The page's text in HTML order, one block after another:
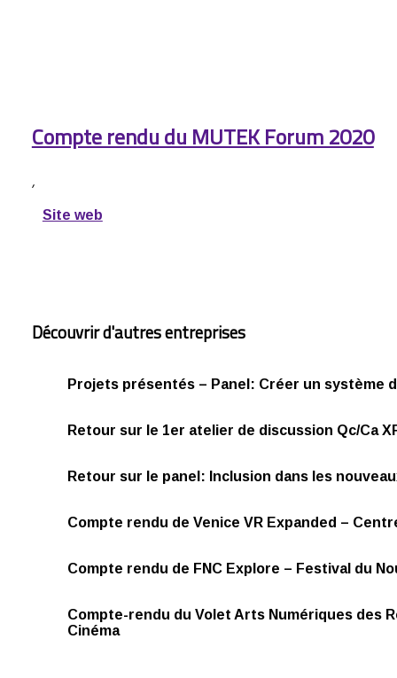
Compte rendu du MUTEK Forum 2020
,
Site web
Découvrir d'autres entreprises
Projets présentés – Panel: Créer un système
Retour sur le 1er atelier de discussion Qc/Ca
Retour sur le panel: Inclusion dans les
Compte rendu de Venice VR Expanded –
Compte rendu de FNC Explore – Festival du
Compte-rendu du Volet Arts Numériques des
Cinéma